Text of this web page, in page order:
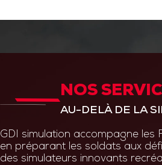
NOS
AU-DELÀ DE LA
GDI simulation accompagne les
en préparant les soldats aux
des simulateurs innovants
ANTICIPER PAR
GDI Simulation
ingénierie système,
logiciels.